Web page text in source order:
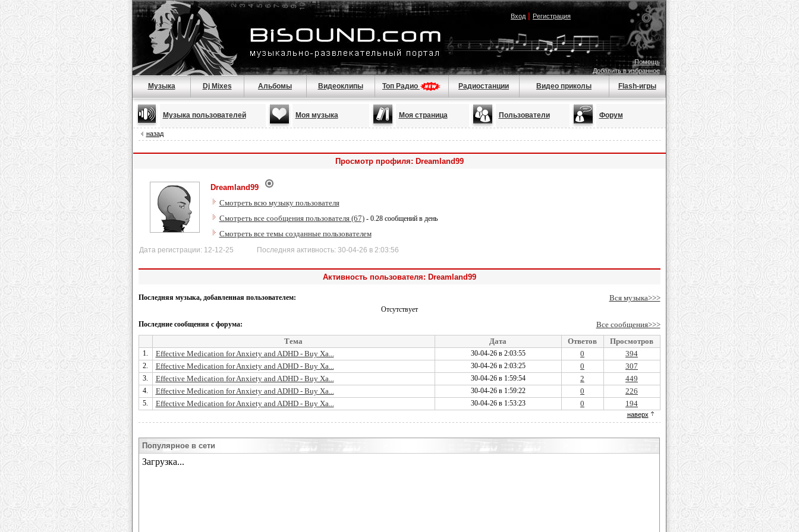
Вход| Регистрация
Помощь
Добавить в избранное
Музыка Dj Mixes Альбомы Видеоклипы Топ Радио Радиостанции Видео приколы Flash-игры
Музыка пользователей Моя музыка Моя страница Пользователи Форум
назад
Просмотр профиля: Dreamland99
Dreamland99
Смотреть всю музыку пользователя
Смотреть все сообщения пользователя (67)- 0.28 сообщений в день
Смотреть все темы созданные пользователем
Дата регистрации: 12-12-25 Последняя активность: 30-04-26 в 2:03:56
Активность пользователя: Dreamland99
Последняя музыка, добавленная пользователем: Вся музыка>>>
Отсутствует
Последние сообщения с форума:
Все сообщения>>>
Тема
Дата Ответов Просмотров
1. Effective Medication for Anxiety and ADHD - Buy Xa... 30-04-26 в 2:03:55 0 394
2. Effective Medication for Anxiety and ADHD - Buy Xa... 30-04-26 в 2:03:25 0 307
3. Effective Medication for Anxiety and ADHD - Buy Xa... 30-04-26 в 1:59:54 2 449
4. Effective Medication for Anxiety and ADHD - Buy Xa... 30-04-26 в 1:59:22 0 226
5. Effective Medication for Anxiety and ADHD - Buy Xa... 30-04-26 в 1:53:23 0 194
наверх
Популярное в сети